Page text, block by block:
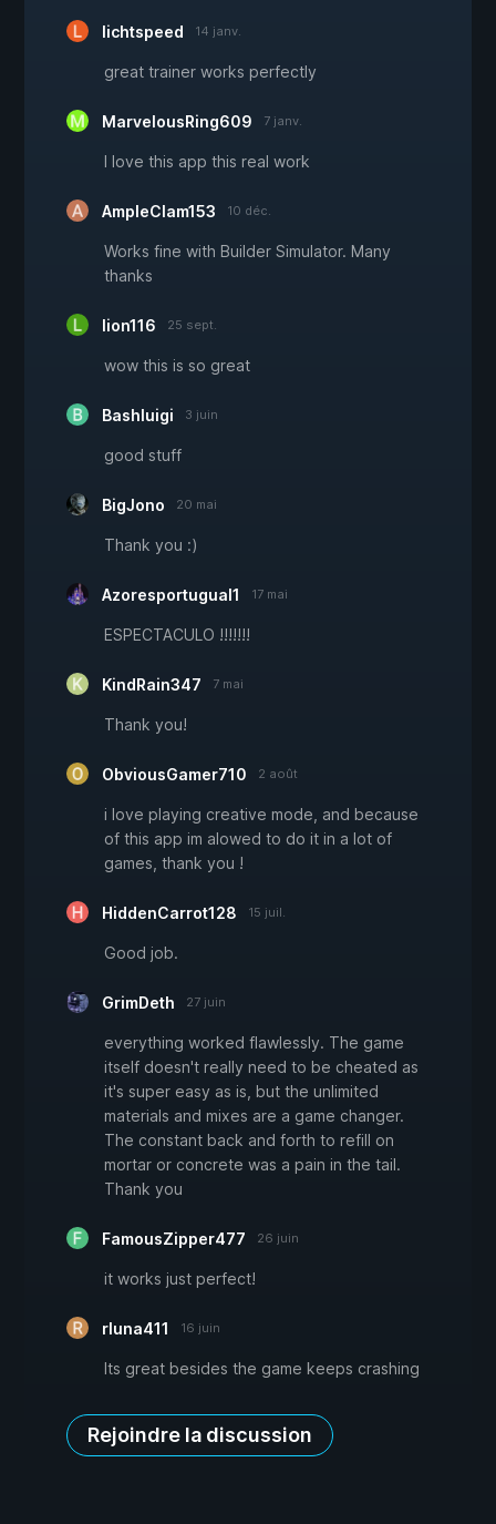
lichtspeed 14 janv.
great trainer works perfectly
MarvelousRing609 7 janv.
I love this app this real work
AmpleClam153 10 déc.
Works fine with Builder Simulator. Many
thanks
lion116 25 sept.
wow this is so great
Bashluigi 3 juin
good stuff
BigJono 20 mai
Thank you :)
Azoresportugual1 17 mai
ESPECTACULO !!!!!!!
KindRain347 7 mai
Thank you!
ObviousGamer710 2 août
i love playing creative mode, and because
of this app im alowed to do it in a lot of
games, thank you !
HiddenCarrot128 15 juil.
Good job.
GrimDeth 27 juin
everything worked flawlessly. The game
itself doesn't really need to be cheated as
it's super easy as is, but the unlimited
materials and mixes are a game changer.
The constant back and forth to refill on
mortar or concrete was a pain in the tail.
Thank you
FamousZipper477 26 juin
it works just perfect!
rluna411 16 juin
Its great besides the game keeps crashing
Rejoindre la discussion